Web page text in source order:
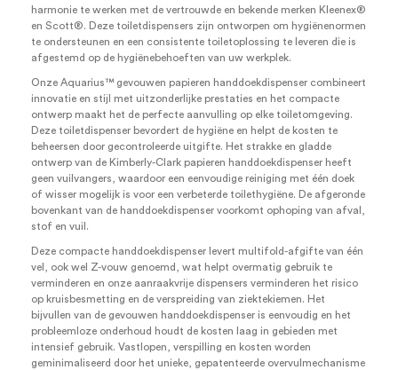
harmonie te werken met de vertrouwde en bekende merken Kleenex®
en Scott®. Deze toiletdispensers zijn ontworpen om hygiënenormen
te ondersteunen en een consistente toiletoplossing te leveren die is
afgestemd op de hygiënebehoeften van uw werkplek.
Onze Aquarius™ gevouwen papieren handdoekdispenser combineert
innovatie en stijl met uitzonderlijke prestaties en het compacte
ontwerp maakt het de perfecte aanvulling op elke toiletomgeving.
Deze toiletdispenser bevordert de hygiëne en helpt de kosten te
beheersen door gecontroleerde uitgifte. Het strakke en gladde
ontwerp van de Kimberly-Clark papieren handdoekdispenser heeft
geen vuilvangers, waardoor een eenvoudige reiniging met één doek
of wisser mogelijk is voor een verbeterde toilethygiëne. De afgeronde
bovenkant van de handdoekdispenser voorkomt ophoping van afval,
stof en vuil.
Deze compacte handdoekdispenser levert multifold-afgifte van één
vel, ook wel Z-vouw genoemd, wat helpt overmatig gebruik te
verminderen en onze aanraakvrije dispensers verminderen het risico
op kruisbesmetting en de verspreiding van ziektekiemen. Het
bijvullen van de gevouwen handdoekdispenser is eenvoudig en het
probleemloze onderhoud houdt de kosten laag in gebieden met
intensief gebruik. Vastlopen, verspilling en kosten worden
geminimaliseerd door het unieke, gepatenteerde overvulmechanisme